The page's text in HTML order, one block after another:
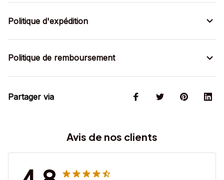
Politique d'expédition
Politique de remboursement
Partager via
Avis de nos clients